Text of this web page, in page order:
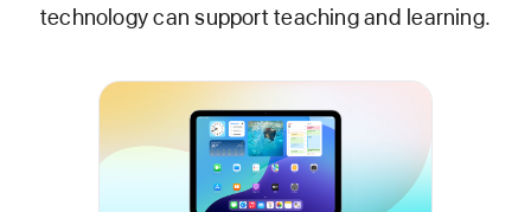
technology can support teaching and learning.